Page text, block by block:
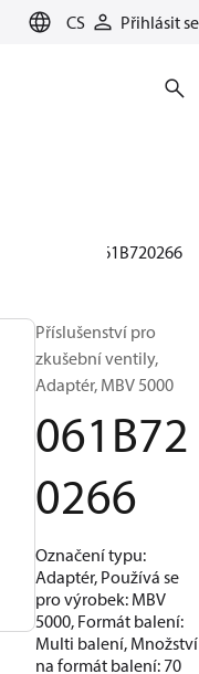
CS Přihlásit se
tlaku
061B720266
Příslušenství pro
zkušební ventily,
Adaptér, MBV 5000
061B72
0266
Označení typu:
Adaptér, Používá se
pro výrobek: MBV
5000, Formát balení:
Multi balení, Množství
na formát balení: 70